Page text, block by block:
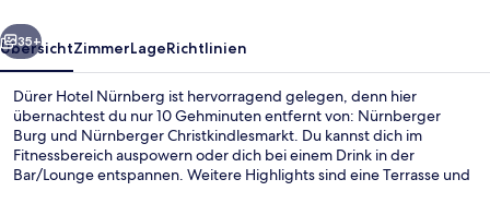
Weiter
35+
ÜbersichtZimmerLageRichtlinien
Dürer Hotel Nürnberg ist hervorragend gelegen, denn hier
übernachtest du nur 10 Gehminuten entfernt von: Nürnberger
Burg und Nürnberger Christkindlesmarkt. Du kannst dich im
Fitnessbereich auspowern oder dich bei einem Drink in der
Bar/Lounge entspannen. Weitere Highlights sind eine Terrasse und